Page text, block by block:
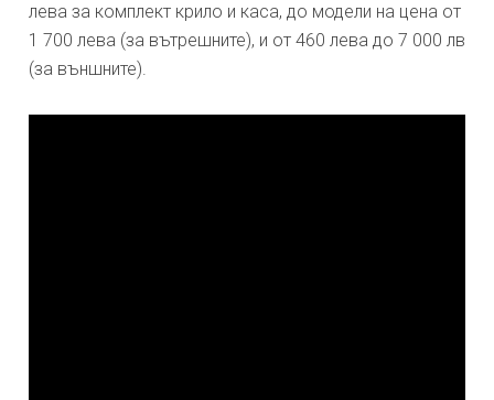
лева за комплект крило и каса, до модели на цена от
1 700 лева (за вътрешните), и от 460 лева до 7 000 лв
(за външните).